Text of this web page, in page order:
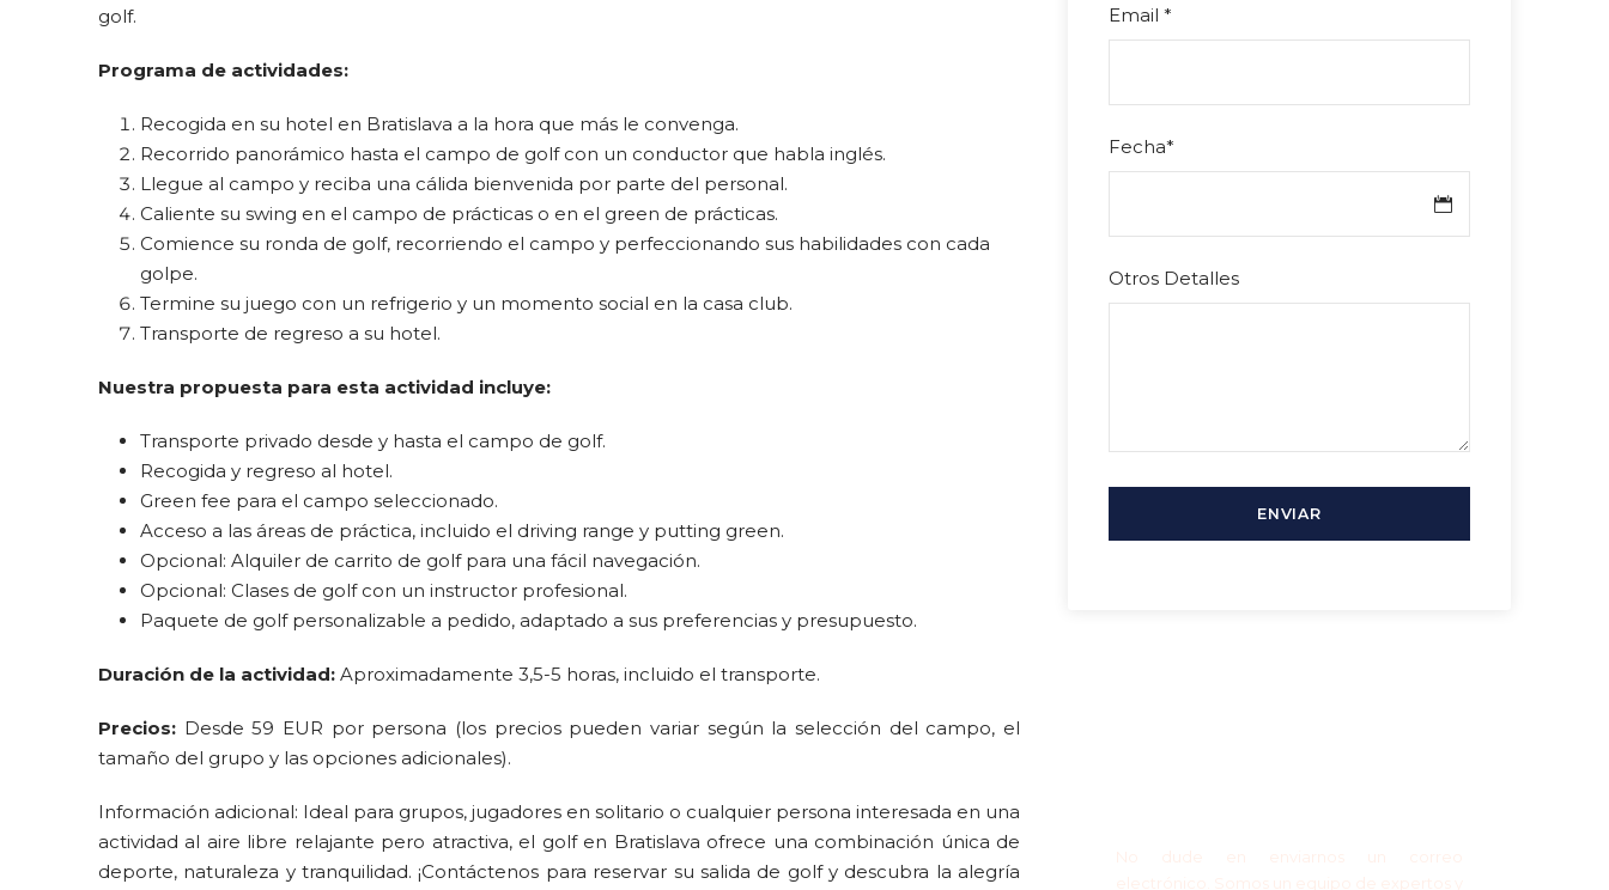
Email *
Fecha*
Otros Detalles
golf.
Programa de actividades:
Recogida en su hotel en Bratislava a la hora que más le convenga.
Recorrido panorámico hasta el campo de golf con un conductor que habla inglés.
Llegue al campo y reciba una cálida bienvenida por parte del personal.
Caliente su swing en el campo de prácticas o en el green de prácticas.
Comience su ronda de golf, recorriendo el campo y perfeccionando sus habilidades con cada
golpe.
Termine su juego con un refrigerio y un momento social en la casa club.
Transporte de regreso a su hotel.
Nuestra propuesta para esta actividad incluye:
Transporte privado desde y hasta el campo de golf.
Recogida y regreso al hotel.
Green fee para el campo seleccionado.
Acceso a las áreas de práctica, incluido el driving range y putting green.
Opcional: Alquiler de carrito de golf para una fácil navegación.
Opcional: Clases de golf con un instructor profesional.
Paquete de golf personalizable a pedido, adaptado a sus preferencias y presupuesto.
Duración de la actividad: Aproximadamente 3,5-5 horas, incluido el transporte.
Precios: Desde 59 EUR por persona (los precios pueden variar según la selección del campo, el
tamaño del grupo y las opciones adicionales).
Información adicional: Ideal para grupos, jugadores en solitario o cualquier persona interesada en una
actividad al aire libre relajante pero atractiva, el golf en Bratislava ofrece una combinación única de
deporte, naturaleza y tranquilidad. ¡Contáctenos para reservar su salida de golf y descubra la alegría